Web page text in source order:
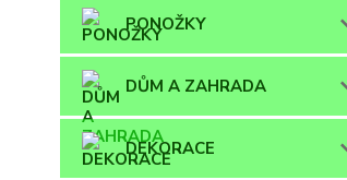
PONOŽKY
DŮM A ZAHRADA
DEKORACE